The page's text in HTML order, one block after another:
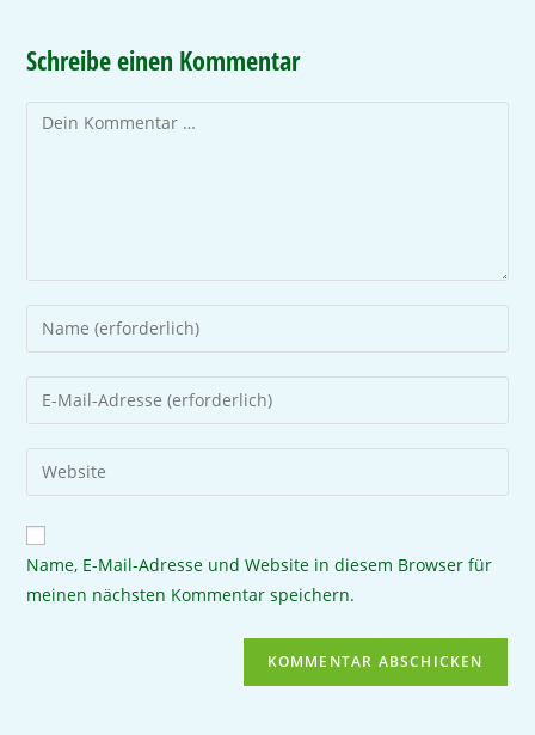
Schreibe einen Kommentar
Name, E-Mail-Adresse und Website in diesem Browser für
meinen nächsten Kommentar speichern.